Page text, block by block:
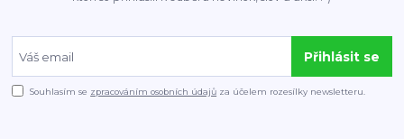
Přihlásit se
Souhlasím se zpracováním osobních údajů za účelem rozesílky newsletteru.